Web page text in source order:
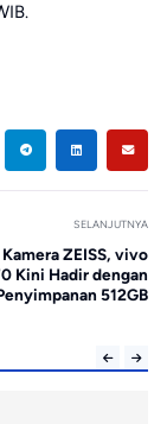
SELANJUTNYA
ZEISS, vivo
Kini Hadir dengan
512GB